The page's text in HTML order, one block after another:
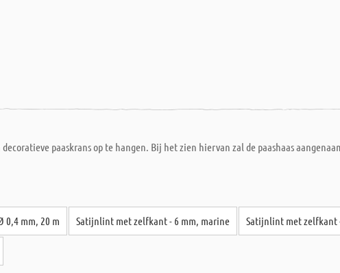
paaskrans op te hangen. Bij het zien hiervan zal de paashaas
0,4 mm, 20 m Satijnlint met zelfkant - 6 mm, marine Satijnlint met zelfkant